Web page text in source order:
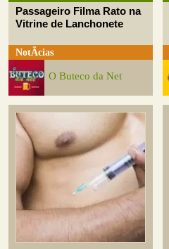
Passageiro Filma Rato na
Vitrine de Lanchonete
NotÃ­cias
O Buteco da Net